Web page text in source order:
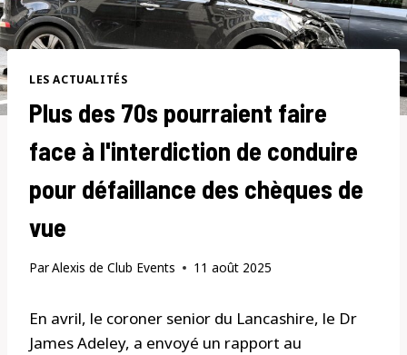
LES ACTUALITÉS
Plus des 70s pourraient faire
face à l'interdiction de conduire
pour défaillance des chèques de
vue
ParAlexis de Club Events 11 août 2025
En avril, le coroner senior du Lancashire, le Dr
James Adeley, a envoyé un rapport au